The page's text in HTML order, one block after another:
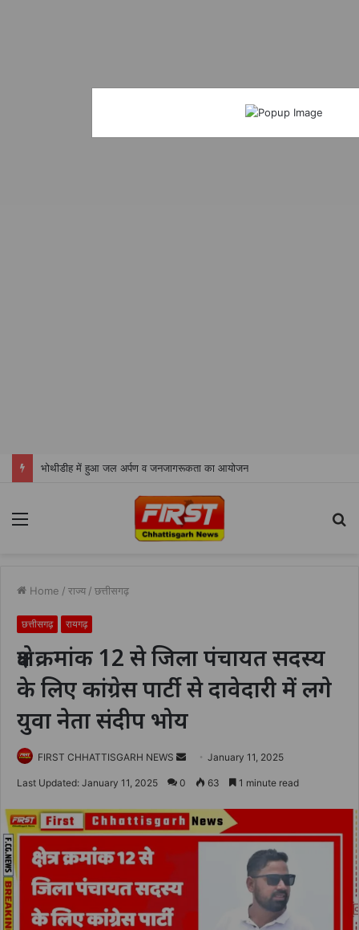
भोथीडीह में हुआ जल अर्पण व जनजागरूकता का आयोजन
Menu
Home / राज्य / छत्तीसगढ़
छत्तीसगढ़ रायगढ़
क्षेत्र क्रमांक 12 से जिला पंचायत सदस्य
के लिए कांग्रेस पार्टी से दावेदारी में लगे
युवा नेता संदीप भोय
FIRST CHHATTISGARH NEWS
SendJanuary 11, 2025
Last Updated: January 11, 2025 0 63 1 minute read